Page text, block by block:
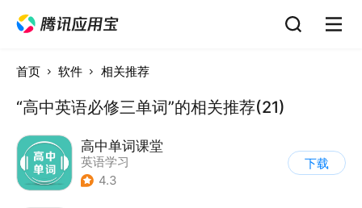
首页 软件 相关推荐
“高中英语必修三单词”的相关推荐(21)
高中单词课堂
英语学习
4.3
下载